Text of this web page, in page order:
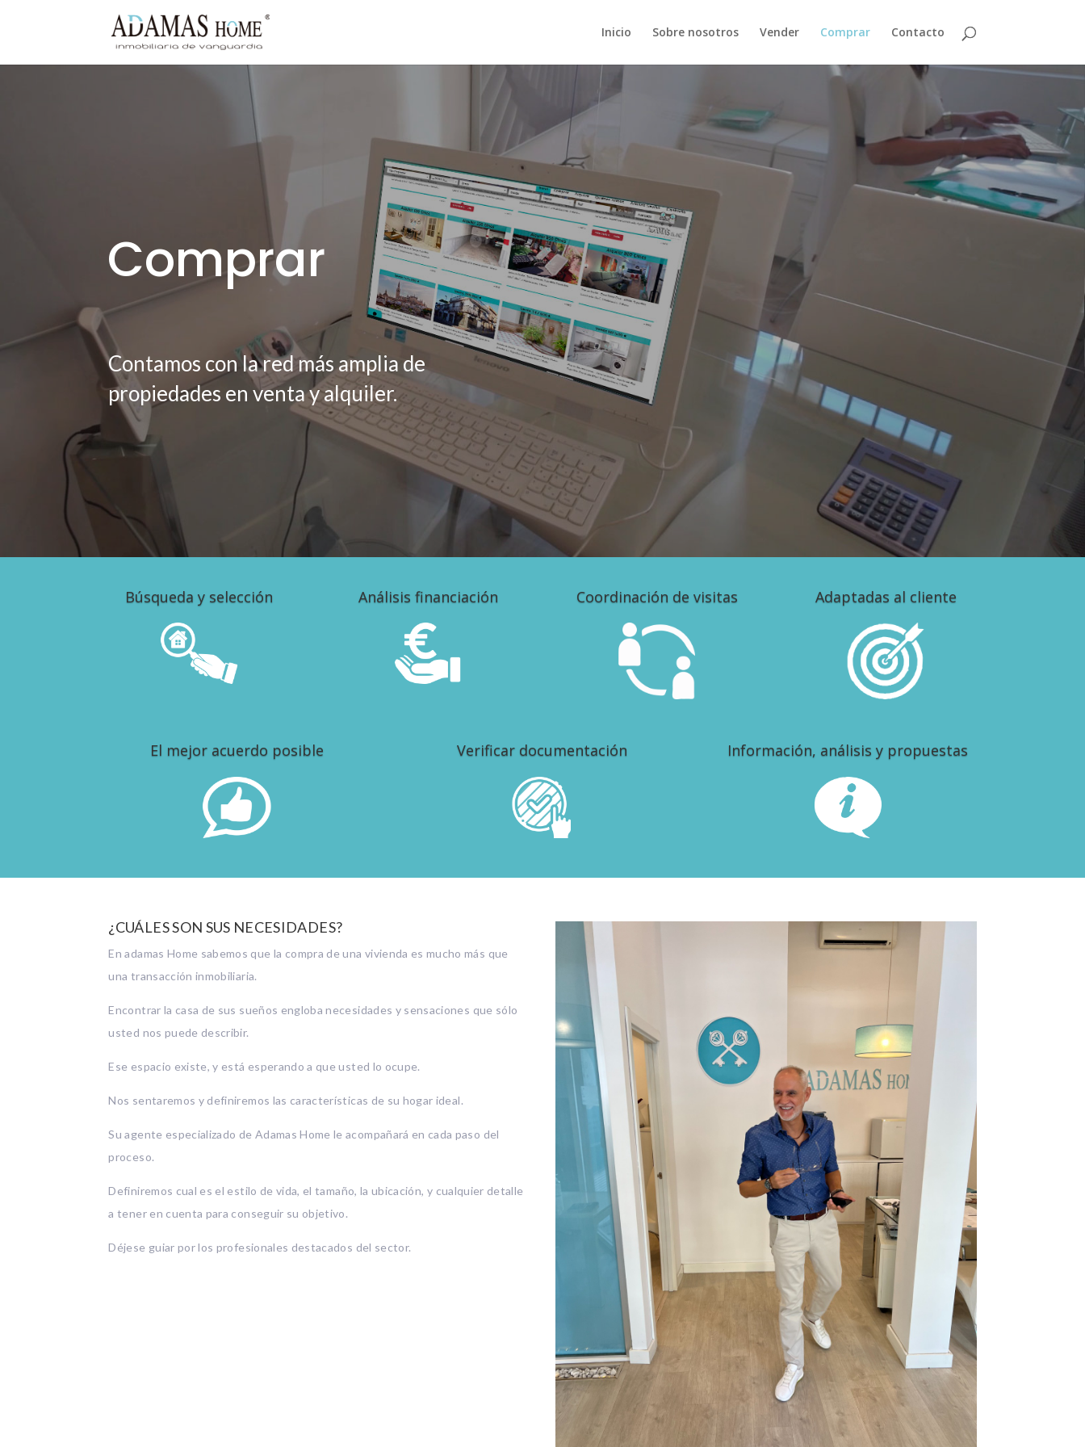
Inicio Sobre nosotros Vender Comprar Contacto
Comprar
Contamos con la red más amplia de
propiedades en venta y alquiler.
Búsqueda y selección Análisis financiación Coordinación de visitas Adaptadas al cliente
Búsqueda y selección de
viviendas incluida bolsa MLS.
Analizar las opciones de
financiación posibles.
Coordinación de visitas incluidos
otros profesionales
inmobiliarios.
Visitas sólo a propiedades que
se adapten a sus necesidades y
presupuesto.
El mejor acuerdo posible Verificar documentación Información, análisis y propuestas
Elegida ya ésta, negociar para conseguir el
mejor acuerdo posible.
Verificar toda la documentación jurídica y los
plazos.
Informarle, analizar y proponer soluciones a
cualquier inconveniente que pudiese surgir.
¿CUÁLES SON SUS NECESIDADES?
En adamas Home sabemos que la compra de una vivienda es mucho más que
una transacción inmobiliaria.
Encontrar la casa de sus sueños engloba necesidades y sensaciones que sólo
usted nos puede describir.
Ese espacio existe, y está esperando a que usted lo ocupe.
Nos sentaremos y definiremos las características de su hogar ideal.
Su agente especializado de Adamas Home le acompañará en cada paso del
proceso.
Definiremos cual es el estilo de vida, el tamaño, la ubicación, y cualquier detalle
a tener en cuenta para conseguir su objetivo.
Déjese guiar por los profesionales destacados del sector.